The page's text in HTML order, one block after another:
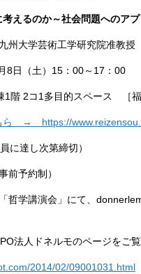
考えるのか～社会問題へのアプ
州大学芸術工学研究院准教授
8日（土）15：00～17：00
1階 2コ1多目的スペース ［福
ら → https://
に達し次第締切）
前予約制）
哲学講演会」にて、
法人ドネルモのページをご覧
2014/02/09001031.html